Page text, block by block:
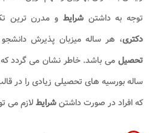
توجه به داشتنشرایط و مدرن ترین
دکتری، هر ساله میزبان پذیرش
تحصیل می باشد. خاطر نشان می گردد
ساله بورسیه های تحصیلی زیادی را در
که افراد در صورت داشتنشرایطلازم می